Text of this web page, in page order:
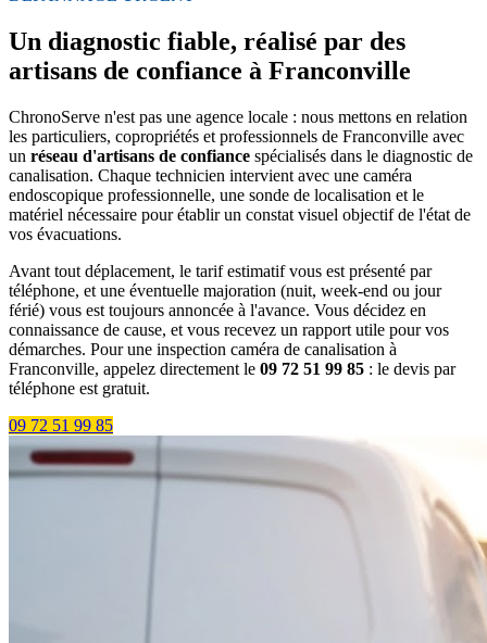
Un diagnostic fiable, réalisé par des
artisans de confiance à Franconville
ChronoServe n'est pas une agence locale : nous mettons en relation
les particuliers, copropriétés et professionnels de Franconville avec
un réseau d'artisans de confiance spécialisés dans le diagnostic de
canalisation. Chaque technicien intervient avec une caméra
endoscopique professionnelle, une sonde de localisation et le
matériel nécessaire pour établir un constat visuel objectif de l'état de
vos évacuations.
Avant tout déplacement, le tarif estimatif vous est présenté par
téléphone, et une éventuelle majoration (nuit, week-end ou jour
férié) vous est toujours annoncée à l'avance. Vous décidez en
connaissance de cause, et vous recevez un rapport utile pour vos
démarches. Pour une inspection caméra de canalisation à
Franconville, appelez directement le 09 72 51 99 85 : le devis par
téléphone est gratuit.
09 72 51 99 85